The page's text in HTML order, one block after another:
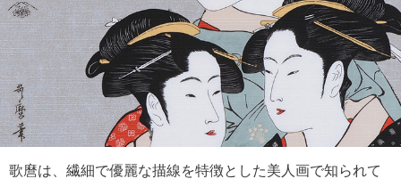
歌麿は、繊細で優麗な描線を特徴とした美人画で知られて